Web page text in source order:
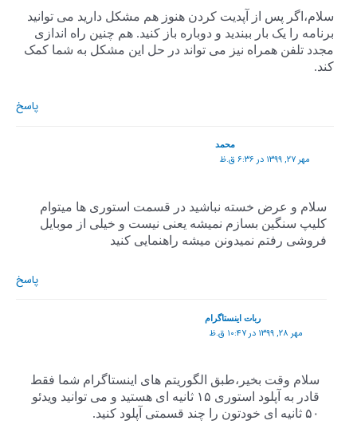
سلام،اگر پس از آپدیت کردن هنوز هم مشکل دارید می توانید
برنامه را یک بار ببندید و دوباره باز کنید. هم چنین راه اندازی
مجدد تلفن همراه نیز می تواند در حل این مشکل به شما کمک
کند.
پاسخ
محمد
مهر ۲۷, ۱۳۹۹ در ۶:۳۶ ق.ظ
سلام و عرض خسته نباشید در قسمت استوری ها میتوام
کلیپ سنگین بسازم نمیشه یعنی نیست و خیلی از موبایل
فروشی رفتم نمیدونن میشه راهنمایی کنید
پاسخ
ربات اینستاگرام
مهر ۲۸, ۱۳۹۹ در ۱۰:۴۷ ق.ظ
سلام وقت بخیر،طبق الگوریتم های اینستاگرام شما فقط
قادر به آپلود استوری ۱۵ ثانیه ای هستید و می توانید ویدئو
۵۰ ثانیه ای خودتون را چند قسمتی آپلود کنید.